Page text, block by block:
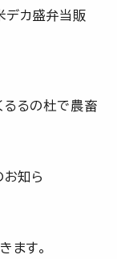
カ盛弁当販
るの杜で農畜
知ら
ます。